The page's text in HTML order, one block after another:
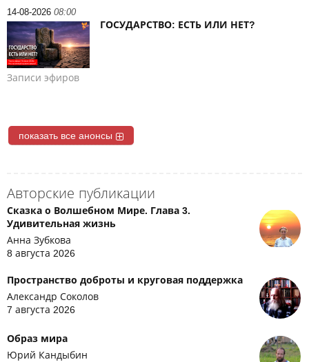
14-08-2026 08:00
ГОСУДАРСТВО: ЕСТЬ ИЛИ НЕТ?
Записи эфиров
показать все анонсы
Авторские публикации
Сказка о Волшебном Мире. Глава 3.
Удивительная жизнь
Анна Зубкова
8 августа 2026
Пространство доброты и круговая поддержка
Александр Соколов
7 августа 2026
Образ мира
Юрий Кандыбин